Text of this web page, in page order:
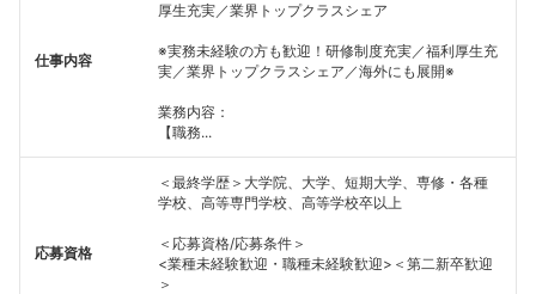
仕事内容
厚生充実／業界トップクラスシェア
※実務未経験の方も歓迎！研修制度充実／福利厚生充
実／業界トップクラスシェア／海外にも展開※
業務内容：
【職務...
応募資格
＜最終学歴＞大学院、大学、短期大学、専修・各種
学校、高等専門学校、高等学校卒以上
＜応募資格/応募条件＞
<業種未経験歓迎・職種未経験歓迎>＜第二新卒歓迎
＞